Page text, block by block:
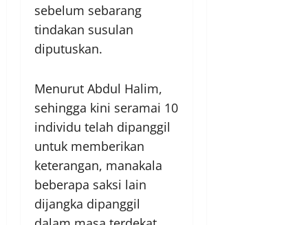
sebelum sebarang
tindakan susulan
diputuskan.
Menurut Abdul Halim,
sehingga kini seramai 10
individu telah dipanggil
untuk memberikan
keterangan, manakala
beberapa saksi lain
dijangka dipanggil